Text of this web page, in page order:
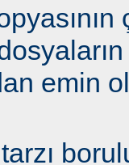
emin
tarzı